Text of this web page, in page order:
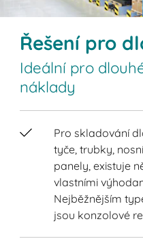
Řešení pro
Ideální pro
náklady
Pro skladování
tyče, trubky,
panely, existuje
vlastními
Nejběžnějším
jsou konzolové